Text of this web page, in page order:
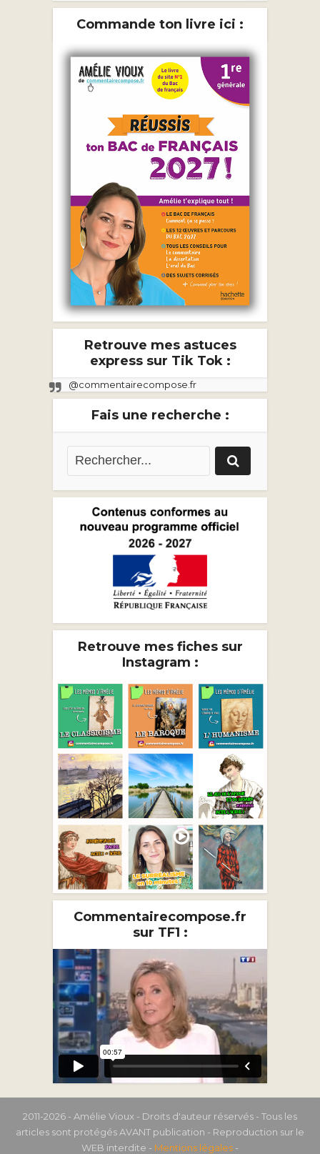
Commande ton livre ici :
Retrouve mes astuces
express sur Tik Tok :
@commentairecompose.fr
Fais une recherche :
Retrouve mes fiches sur
Instagram :
Commentairecompose.fr
sur TF1 :
2011-2026 - Amélie Vioux - Droits d'auteur réservés - Tous les
articles sont protégés AVANT publication - Reproduction sur le
WEB interdite - Mentions légales -